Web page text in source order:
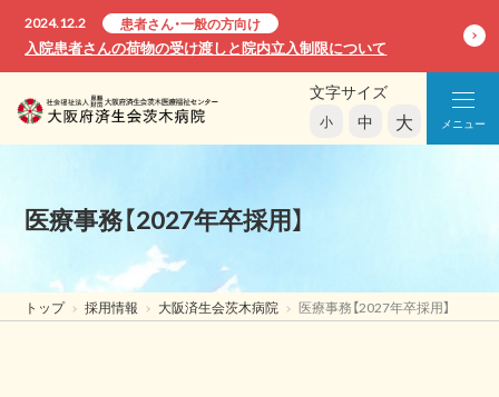
2024.12.2 患者さん・一般の方向け
入院患者さんの荷物の受け渡しと院内立入制限について
文字サイズ
小 中 大 メニュー
医療事務【2027年卒採用】
トップ 採用情報 大阪済生会茨木病院 医療事務【2027年卒採用】